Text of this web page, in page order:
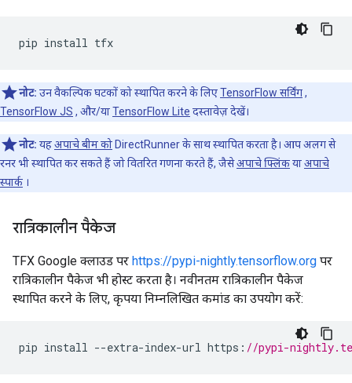
pip install
नोट: उन वैकल्पिक घटकों को स्थापित करने के लिएTensorFlow सर्विंग,
TensorFlow JS , और/याTensorFlow Lite दस्तावेज़ देखें।
नोट: यहअपाचे बीम को DirectRunner के साथ स्थापित करता है। आप अलग से
रनर भी स्थापित कर सकते हैं जो वितरित गणना करते हैं, जैसेअपाचे फ्लिंकयाअपाचे
स्पार्क ।
रात्रिकालीन पैकेज
TFX Google क्लाउड पर https://pypi-nightly.tensorflow.org पर
रात्रिकालीन पैकेज भी होस्ट करता है। नवीनतम रात्रिकालीन पैकेज
स्थापित करने के लिए, कृपया निम्नलिखित कमांड का उपयोग करें:
pip install --extra-index-url https : //pypi-